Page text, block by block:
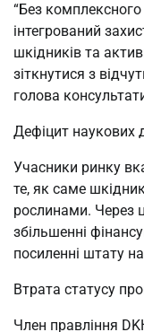
“Без
інтегрований
шкідників та
зіткнутися з
голова
Дефіцит наукових
Учасники ринку
те, як саме
рослинами. Через
збільшенні
посиленні штату
Втрата статусу
Член правління